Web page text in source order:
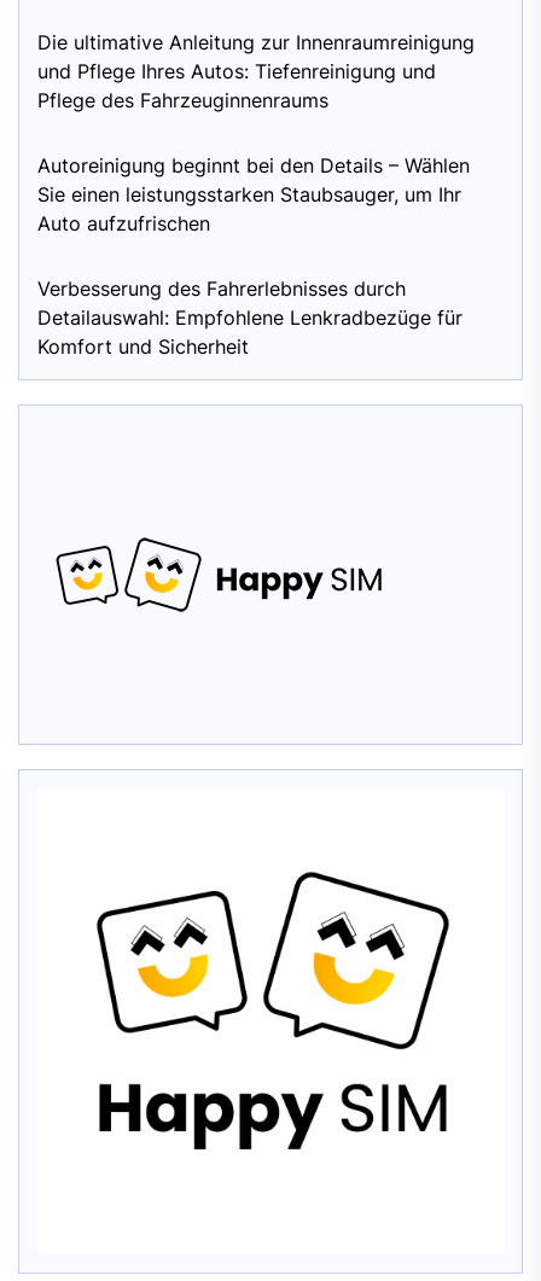
Die ultimative Anleitung zur Innenraumreinigung
und Pflege Ihres Autos: Tiefenreinigung und
Pflege des Fahrzeuginnenraums
Autoreinigung beginnt bei den Details – Wählen
Sie einen leistungsstarken Staubsauger, um Ihr
Auto aufzufrischen
Verbesserung des Fahrerlebnisses durch
Detailauswahl: Empfohlene Lenkradbezüge für
Komfort und Sicherheit